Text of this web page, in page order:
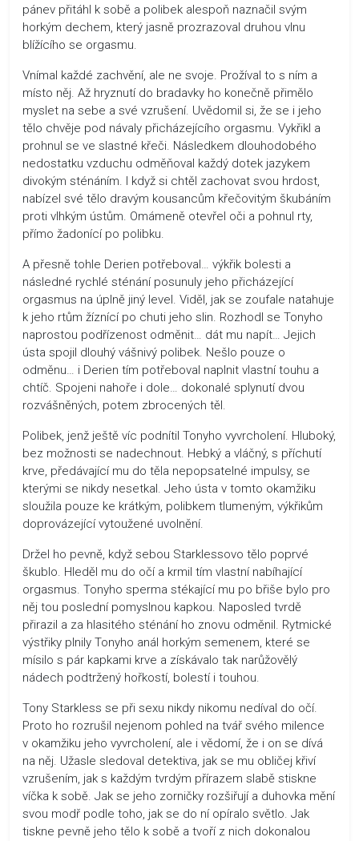
pánev přitáhl k sobě a polibek alespoň naznačil svým
horkým dechem, který jasně prozrazoval druhou vlnu
blížícího se orgasmu.
Vnímal každé zachvění, ale ne svoje. Prožíval to s ním a
místo něj. Až hryznutí do bradavky ho konečně přimělo
myslet na sebe a své vzrušení. Uvědomil si, že se i jeho
tělo chvěje pod návaly přicházejícího orgasmu. Vykřikl a
prohnul se ve slastné křeči. Následkem dlouhodobého
nedostatku vzduchu odměňoval každý dotek jazykem
divokým sténáním. I když si chtěl zachovat svou hrdost,
nabízel své tělo dravým kousancům křečovitým škubáním
proti vlhkým ústům. Omámeně otevřel oči a pohnul rty,
přímo žadonící po polibku.
A přesně tohle Derien potřeboval… výkřik bolesti a
následné rychlé sténání posunuly jeho přicházející
orgasmus na úplně jiný level. Viděl, jak se zoufale natahuje
k jeho rtům žíznící po chuti jeho slin. Rozhodl se Tonyho
naprostou podřízenost odměnit… dát mu napít… Jejich
ústa spojil dlouhý vášnivý polibek. Nešlo pouze o
odměnu… i Derien tím potřeboval naplnit vlastní touhu a
chtíč. Spojeni nahoře i dole… dokonalé splynutí dvou
rozvášněných, potem zbrocených těl.
Polibek, jenž ještě víc podnítil Tonyho vyvrcholení. Hluboký,
bez možnosti se nadechnout. Hebký a vláčný, s příchutí
krve, předávající mu do těla nepopsatelné impulsy, se
kterými se nikdy nesetkal. Jeho ústa v tomto okamžiku
sloužila pouze ke krátkým, polibkem tlumeným, výkřikům
doprovázející vytoužené uvolnění.
Držel ho pevně, když sebou Starklessovo tělo poprvé
škublo. Hleděl mu do očí a krmil tím vlastní nabíhající
orgasmus. Tonyho sperma stékající mu po břiše bylo pro
něj tou poslední pomyslnou kapkou. Naposled tvrdě
přirazil a za hlasitého sténání ho znovu odměnil. Rytmické
výstřiky plnily Tonyho anál horkým semenem, které se
mísilo s pár kapkami krve a získávalo tak narůžovělý
nádech podtržený hořkostí, bolestí i touhou.
Tony Starkless se při sexu nikdy nikomu nedíval do očí.
Proto ho rozrušil nejenom pohled na tvář svého milence
v okamžiku jeho vyvrcholení, ale i vědomí, že i on se dívá
na něj. Užasle sledoval detektiva, jak se mu obličej křiví
vzrušením, jak s každým tvrdým přírazem slabě stiskne
víčka k sobě. Jak se jeho zorničky rozšiřují a duhovka mění
svou modř podle toho, jak se do ní opíralo světlo. Jak
tiskne pevně jeho tělo k sobě a tvoří z nich dokonalou